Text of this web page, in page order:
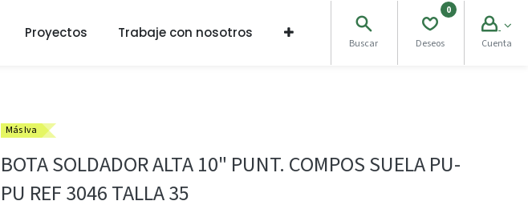
Proyectos Trabaje con nosotros
Buscar
0
Deseos Cuenta
Más Iva
BOTA SOLDADOR ALTA 10" PUNT. COMPOS SUELA PU-
PU REF 3046 TALLA 35